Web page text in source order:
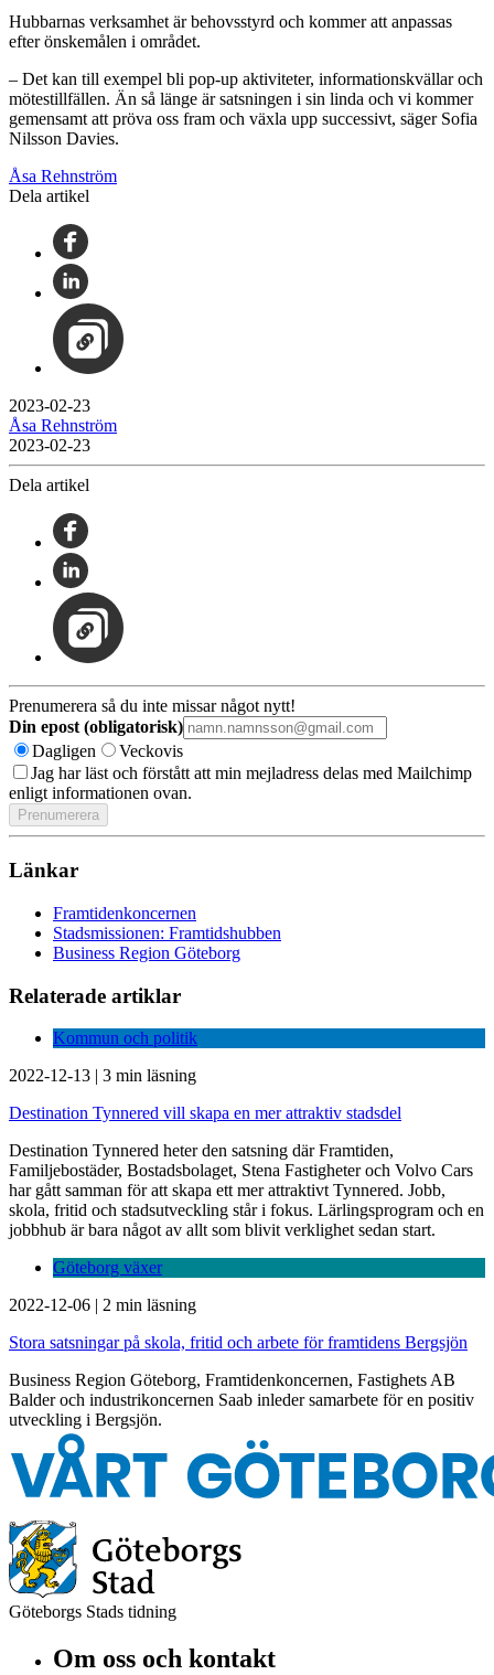
Hubbarnas verksamhet är behovsstyrd och kommer att anpassas
efter önskemålen i området.
– Det kan till exempel bli pop-up aktiviteter, informationskvällar och
mötestillfällen. Än så länge är satsningen i sin linda och vi kommer
gemensamt att pröva oss fram och växla upp successivt, säger Sofia
Nilsson Davies.
Åsa Rehnström
Dela artikel
2023-02-23
Åsa Rehnström
2023-02-23
Dela artikel
Prenumerera så du inte missar något nytt!
Din epost (obligatorisk)
Dagligen
Veckovis
Jag har läst och förstått att min mejladress delas med Mailchimp
enligt informationen ovan.
Länkar
Framtidenkoncernen
Stadsmissionen: Framtidshubben
Business Region Göteborg
Relaterade artiklar
Kommun och politik
2022-12-13 | 3 min läsning
Destination Tynnered vill skapa en mer attraktiv stadsdel
Destination Tynnered heter den satsning där Framtiden,
Familjebostäder, Bostadsbolaget, Stena Fastigheter och Volvo Cars
har gått samman för att skapa ett mer attraktivt Tynnered. Jobb,
skola, fritid och stadsutveckling står i fokus. Lärlingsprogram och en
jobbhub är bara något av allt som blivit verklighet sedan start.
Göteborg växer
2022-12-06 | 2 min läsning
Stora satsningar på skola, fritid och arbete för framtidens Bergsjön
Business Region Göteborg, Framtidenkoncernen, Fastighets AB
Balder och industrikoncernen Saab inleder samarbete för en positiv
utveckling i Bergsjön.
Göteborgs Stads tidning
Om oss och kontakt